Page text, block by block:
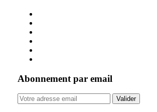
Abonnement par email
Your
website